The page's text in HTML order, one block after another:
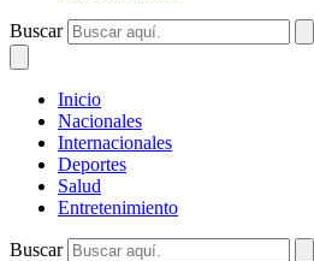
Buscar
Inicio
Nacionales
Internacionales
Deportes
Salud
Entretenimiento
Buscar